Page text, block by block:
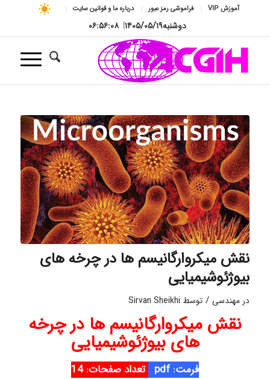
آموزش VIP فراموشی رمز عبور درباره ما و قوانین سایت
دوشنبه۱۴۰۵/۰۵/۱۹| ۰۶:۵۶:۰۹
نقش میکروارگانیسم ها در چرخه های
بیوژئوشیمیایی
در مهندسی / توسط Sirvan Sheikhi
نقش میکروارگانیسم ها در چرخه
های بیوژئوشیمیایی
فرمت: pdf
تعداد صفحات: 14